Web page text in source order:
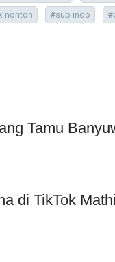
nonton #sub indo
Tamu
di TikTok